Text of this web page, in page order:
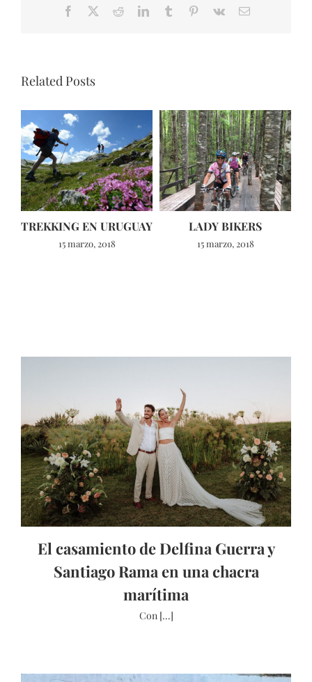
Facebook RedditLinkedInTumblr Pinterest
Vk Email
Related Posts
TREKKING EN URUGUAY
15 marzo, 2018
LADY BIKERS
15 marzo, 2018
El casamiento de Delfina Guerra y
Santiago Rama en una chacra
marítima
Con [...]